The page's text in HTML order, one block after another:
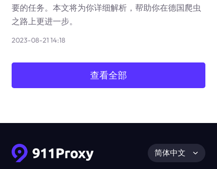
要的任务。本文将为你详细解析，帮助你在德国爬虫
之路上更进一步。
2023-08-21 14:18
查看全部
简体中文